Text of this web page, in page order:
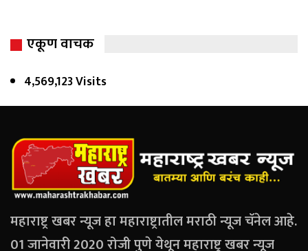
एकूण वाचक
4,569,123 Visits
महाराष्ट्र खबर न्यूज हा महाराष्ट्रातील मराठी न्यूज चॅनेल आहे.
01 जानेवारी 2020 रोजी पुणे येथून महाराष्ट्र खबर न्यूज